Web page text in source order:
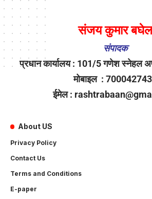
संजय कुमार बघेल
संपादक
प्रधान कार्यालय : 101/5 गणेश स्नेहल
मोबाइल :
ईमेल :
About US
Privacy Policy
Contact Us
Terms and Conditions
E-paper